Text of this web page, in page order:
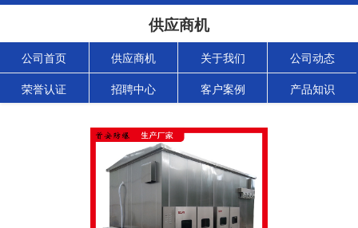
供应商机
公司首页 供应商机 关于我们 公司动态
荣誉认证 招聘中心 客户案例 产品知识